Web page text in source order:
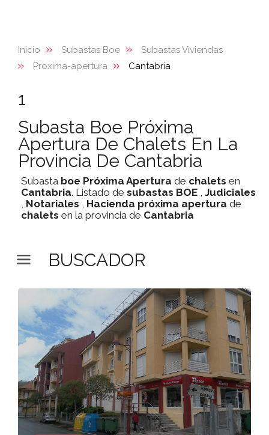
Inicio Subastas Boe
Subastas Viviendas
Proxima-apertura
Cantabria
1
Subasta Boe Próxima
Apertura De Chalets En La
Provincia De Cantabria
Subasta boe Próxima Apertura de chalets en
Cantabria. Listado de subastas BOE , Judiciales
, Notariales , Hacienda próxima apertura de
chalets en la provincia de Cantabria
BUSCADOR